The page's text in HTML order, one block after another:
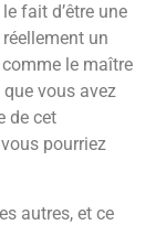
fait d’être une
un
le maître
vous avez
de cet
pourriez
autres, et ce